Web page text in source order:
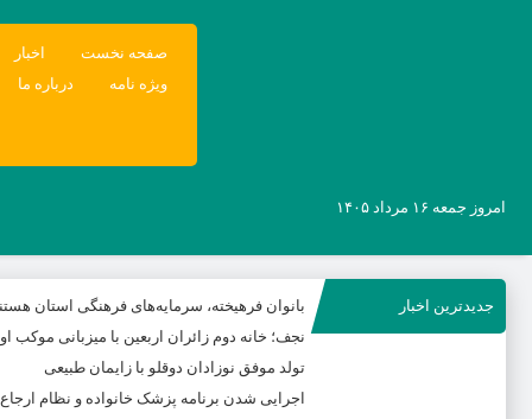
صفحه نخست
اخبار
ویژه نامه
درباره ما
امروز جمعه ۱۶ مرداد ۱۴۰۵
جدیدترین اخبار
بانوان فرهیخته، سرمایه‌های فرهنگی استان
نجف؛ خانه دوم زائران اربعین با میزبانی موکب
تولد موفق نوزادان دوقلو با زایمان طبیعی
اجرایی شدن برنامه پزشک خانواده و نظام